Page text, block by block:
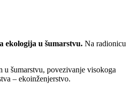
ekologija u šumarstvu. Na radionicu
šumarstvu, povezivanje visokoga
– ekoinženjerstvo.